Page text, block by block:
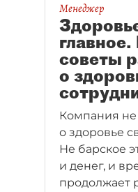
Менеджер
советы
о
Компания не
о здоровье
Не барское
и денег, и
продолжает